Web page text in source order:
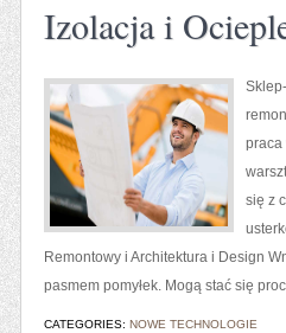
Izolacja i
praca
się z
Remontowy i Architektura i Design
pasmem pomyłek. Mogą stać się
CATEGORIES: NOWE TECHNOLOGIE